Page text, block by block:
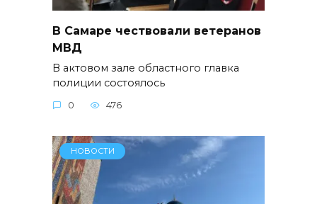
В Самаре чествовали ветеранов
МВД
В актовом зале областного главка
полиции состоялось
0 476
НОВОСТИ